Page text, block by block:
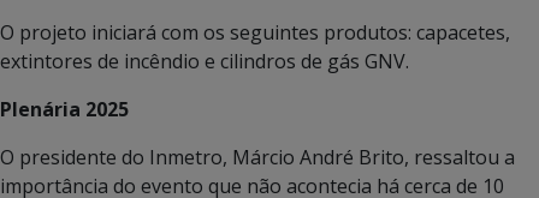
O projeto iniciará com os seguintes produtos: capacetes,
extintores de incêndio e cilindros de gás GNV.
Plenária 2025
O presidente do Inmetro, Márcio André Brito, ressaltou a
importância do evento que não acontecia há cerca de 10